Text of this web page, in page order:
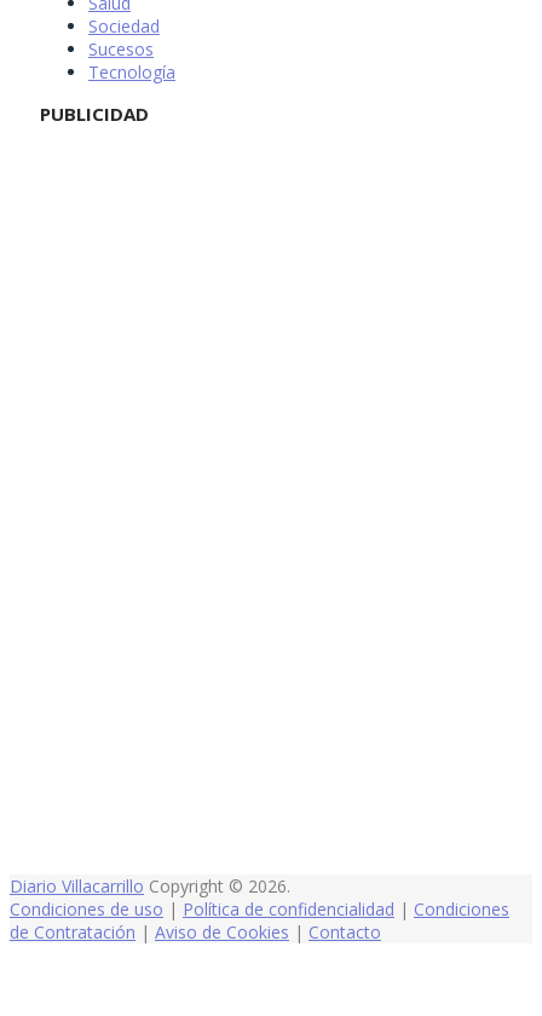
Sociedad
Sucesos
Tecnología
PUBLICIDAD
Diario Villacarrillo Copyright © 2026.
Condiciones de uso | Política de confidencialidad | Condiciones
de Contratación | Aviso de Cookies | Contacto